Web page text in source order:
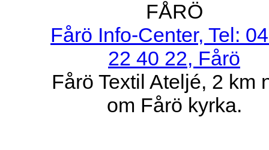
FÅRÖ
Fårö Info-Center, Tel:
22 40 22, Fårö
Fårö Textil Ateljé, 2 km
om Fårö kyrka.